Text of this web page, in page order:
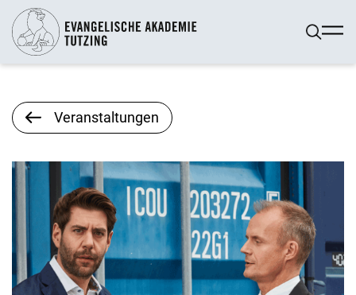
Veranstaltungen